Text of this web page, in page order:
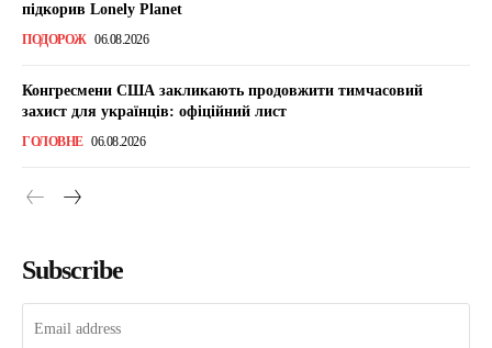
підкорив Lonely Planet
ПОДОРОЖ 06.08.2026
Конгресмени США закликають продовжити тимчасовий
захист для українців: офіційний лист
ГОЛОВНЕ 06.08.2026
Subscribe